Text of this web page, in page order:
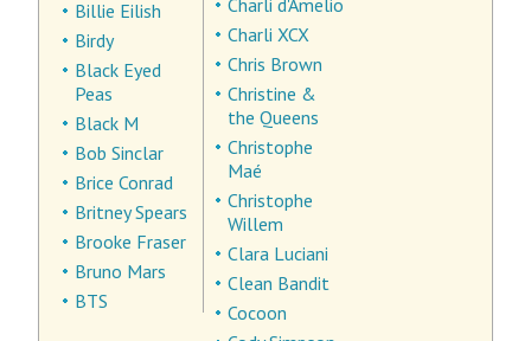
Billie Eilish
Birdy
Black Eyed
Peas
Black M
Bob Sinclar
Brice Conrad
Britney Spears
Brooke Fraser
Bruno Mars
BTS
Charli d'Amelio
Charli XCX
Chris Brown
Christine &
the Queens
Christophe
Maé
Christophe
Willem
Clara Luciani
Clean Bandit
Cocoon